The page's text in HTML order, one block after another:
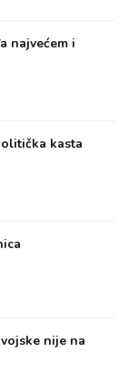
najvećem i
kasta
nije na